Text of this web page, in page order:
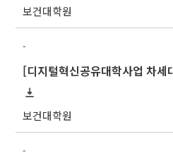
보건대학원
-
보건대학원
-